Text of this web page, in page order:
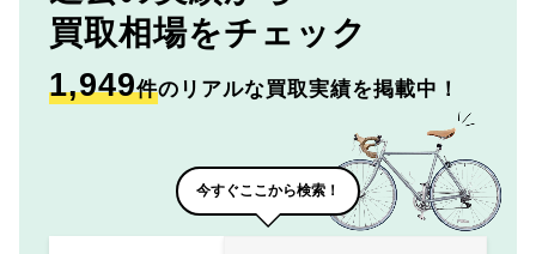
買取相場をチェック
1,949件のリアルな買取実績を掲載中！
今すぐここから検索！